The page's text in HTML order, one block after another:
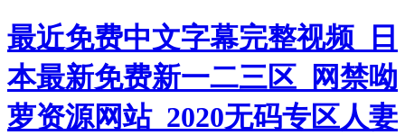
最近免费中文字幕完整视频_日
本最新免费新一二三区_网禁呦
萝资源网站_2020无码专区人妻